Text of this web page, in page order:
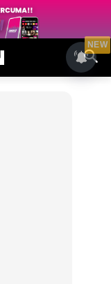
NEW